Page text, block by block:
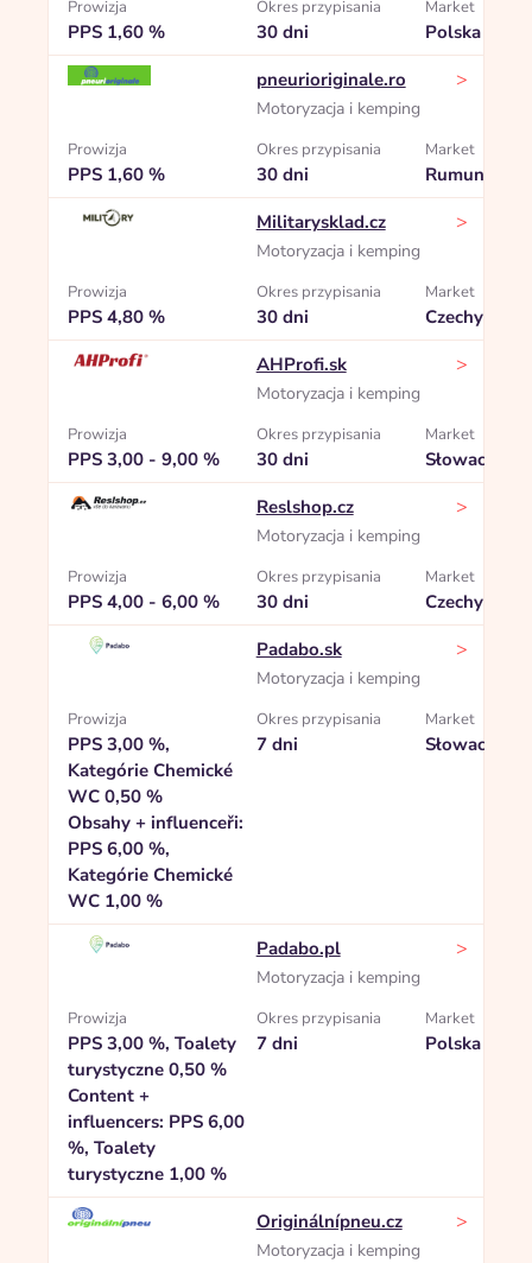
Prowizja
PPS 1,60 %
Okres przypisania
30 dni
Market
Polska
pneurioriginale.ro
Motoryzacja i kemping
>
Prowizja
PPS 1,60 %
Okres przypisania
30 dni
Market
Rumunia
Militarysklad.cz
Motoryzacja i kemping
>
Prowizja
PPS 4,80 %
Okres przypisania
30 dni
Market
Czechy
AHProfi.sk
Motoryzacja i kemping
>
Prowizja
PPS 3,00 - 9,00 %
Okres przypisania
30 dni
Market
Słowacja
Reslshop.cz
Motoryzacja i kemping
>
Prowizja
PPS 4,00 - 6,00 %
Okres przypisania
30 dni
Market
Czechy
Padabo.sk
Motoryzacja i kemping
>
Prowizja
PPS 3,00 %,
Kategórie Chemické
WC 0,50 %
Obsahy + influenceři:
PPS 6,00 %,
Kategórie Chemické
WC 1,00 %
Okres przypisania
7 dni
Market
Słowacja
Padabo.pl
Motoryzacja i kemping
>
Prowizja
PPS 3,00 %, Toalety
turystyczne 0,50 %
Content +
influencers: PPS 6,00
%, Toalety
turystyczne 1,00 %
Okres przypisania
7 dni
Market
Polska
Originálnípneu.cz
Motoryzacja i kemping
>